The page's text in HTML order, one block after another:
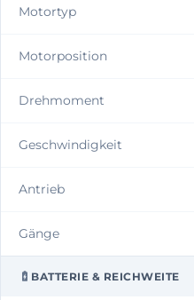
Motortyp
Motorposition
Drehmoment
Geschwindigkeit
Antrieb
Gänge
BATTERIE & REICHWEITE